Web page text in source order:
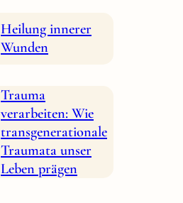
Heilung innerer
Wunden
Trauma
verarbeiten: Wie
transgenerationale
Traumata unser
Leben prägen